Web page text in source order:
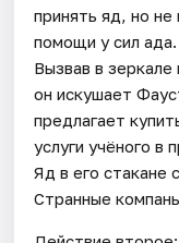
принять яд, но
помощи у сил
Вызвав в
он искушает
предлагает
услуги учёного в
Яд в его стакане
Странные